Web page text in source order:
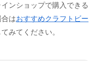
ンショップで購入できる
はおすすめクラフトビー
みてください。